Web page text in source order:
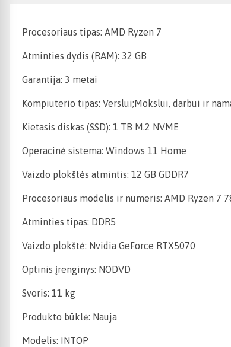
Procesoriaus tipas: AMD Ryzen 7
Atminties dydis (RAM): 32 GB
Garantija: 3 metai
Kompiuterio tipas: Verslui;Mokslui, darbui ir
Kietasis diskas (SSD): 1 TB M.2 NVME
Operacinė sistema: Windows 11 Home
Vaizdo plokštės atmintis: 12 GB GDDR7
Procesoriaus modelis ir numeris: AMD Ryzen 7
Atminties tipas: DDR5
Vaizdo plokštė: Nvidia GeForce RTX5070
Optinis įrenginys: NODVD
Svoris: 11 kg
Produkto būklė: Nauja
Modelis: INTOP